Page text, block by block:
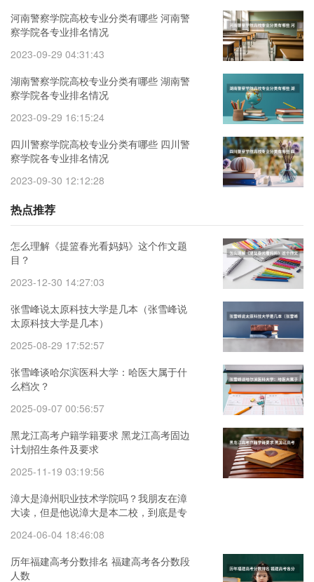
河南警察学院高校专业分类有哪些 河南警
察学院各专业排名情况
2023-09-29 04:31:43
湖南警察学院高校专业分类有哪些 湖南警
察学院各专业排名情况
2023-09-29 16:15:24
四川警察学院高校专业分类有哪些 四川警
察学院各专业排名情况
2023-09-30 12:12:28
热点推荐
怎么理解《提篮春光看妈妈》这个作文题
目？
2023-12-30 14:27:03
张雪峰说太原科技大学是几本（张雪峰说
太原科技大学是几本）
2025-08-29 17:52:57
张雪峰谈哈尔滨医科大学：哈医大属于什
么档次？
2025-09-07 00:56:57
黑龙江高考户籍学籍要求 黑龙江高考固边
计划招生条件及要求
2025-11-19 03:19:56
漳大是漳州职业技术学院吗？我朋友在漳
大读，但是他说漳大是本二校，到底是专
2024-06-04 18:46:08
历年福建高考分数排名 福建高考各分数段
人数